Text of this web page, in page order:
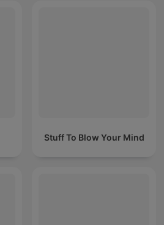
Stuff To Blow Your Mind